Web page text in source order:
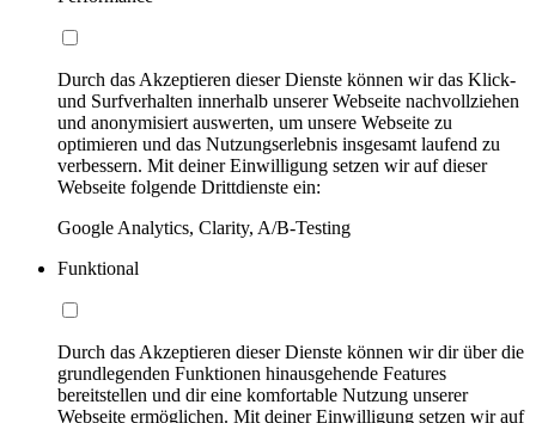
Durch das Akzeptieren dieser Dienste können wir das Klick-
und Surfverhalten innerhalb unserer Webseite nachvollziehen
und anonymisiert auswerten, um unsere Webseite zu
optimieren und das Nutzungserlebnis insgesamt laufend zu
verbessern. Mit deiner Einwilligung setzen wir auf dieser
Webseite folgende Drittdienste ein:
Google Analytics, Clarity, A/B-Testing
Funktional
Durch das Akzeptieren dieser Dienste können wir dir über die
grundlegenden Funktionen hinausgehende Features
bereitstellen und dir eine komfortable Nutzung unserer
Webseite ermöglichen. Mit deiner Einwilligung setzen wir auf